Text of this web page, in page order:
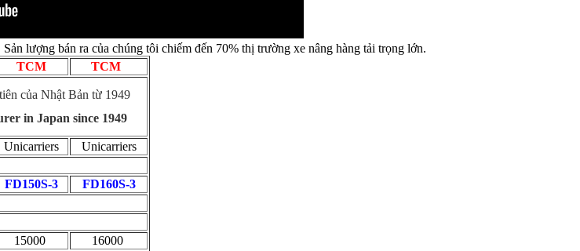
lượng bán ra của chúng tôi chiếm đến 70% thị trường xe nâng hàng tải trọng lớn.
TCM TCM
của Nhật Bản từ 1949
in Japan since 1949
Unicarriers
Unicarriers
FD150S-3
FD160S-3
15000 16000